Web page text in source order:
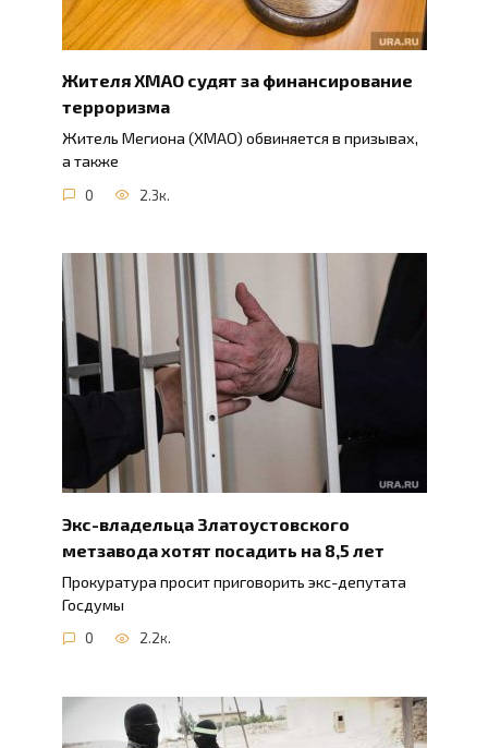
Жителя ХМАО судят за финансирование
терроризма
Житель Мегиона (ХМАО) обвиняется в призывах,
а также
0 2.3к.
Экс-владельца Златоустовского
метзавода хотят посадить на 8,5 лет
Прокуратура просит приговорить экс-депутата
Госдумы
0 2.2к.